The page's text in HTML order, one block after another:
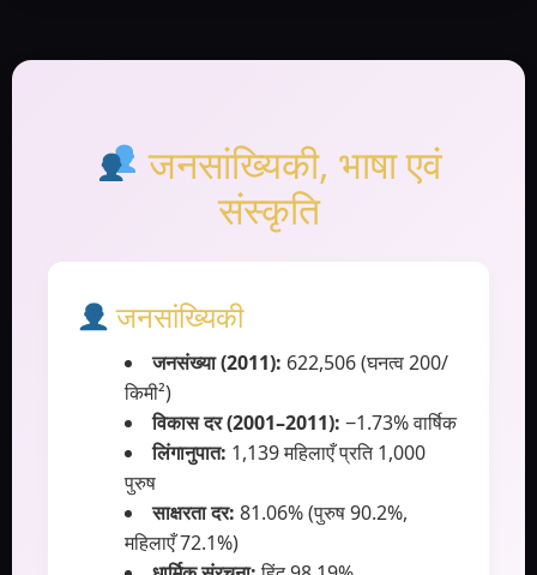
जनसांख्यिकी, भाषा एवं
संस्कृति
जनसांख्यिकी
जनसंख्या (2011): 622,506 (घनत्व 200/
किमी²)
विकास दर (2001–2011): −1.73% वार्षिक
लिंगानुपात: 1,139 महिलाएँ प्रति 1,000
पुरुष
साक्षरता दर: 81.06% (पुरुष 90.2%,
महिलाएँ 72.1%)